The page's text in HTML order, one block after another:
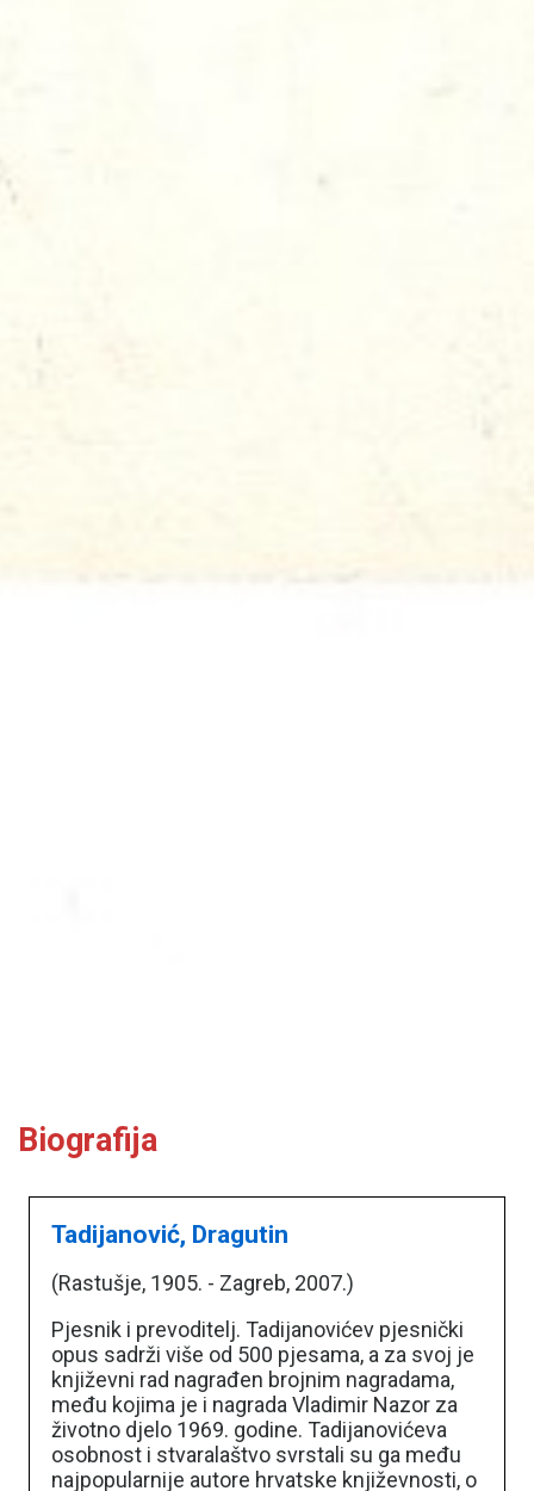
Biografija
Tadijanović, Dragutin
(Rastušje, 1905. - Zagreb, 2007.)
Pjesnik i prevoditelj. Tadijanovićev pjesnički
opus sadrži više od 500 pjesama, a za svoj je
književni rad nagrađen brojnim nagradama,
među kojima je i nagrada Vladimir Nazor za
životno djelo 1969. godine. Tadijanovićeva
osobnost i stvaralaštvo svrstali su ga među
najpopularnije autore hrvatske književnosti, o